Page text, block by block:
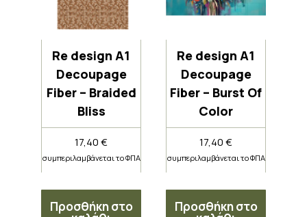
Re design A1
Decoupage
Fiber – Braided
Bliss
17,40€
συμπεριλαμβάνεται το ΦΠΑ
Προσθήκη στο
Re design A1
Decoupage
Fiber – Burst Of
Color
17,40€
συμπεριλαμβάνεται το ΦΠΑ
Προσθήκη στο